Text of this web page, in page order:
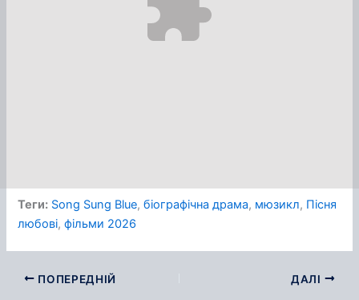
Теги: Song Sung Blue, біографічна драма, мюзикл, Пісня
любові, фільми 2026
ПОПЕРЕДНІЙ ДАЛІ